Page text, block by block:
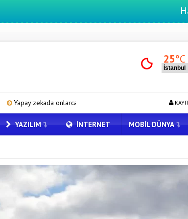
25°C
yerini tek asistan alabilir ASUS ProArt
YAZILIM İNTERNET MOBIL DÜNYA